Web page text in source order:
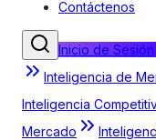
Contáctenos
Inicio de Sesión
Inteligencia de
Inteligencia
Mercado